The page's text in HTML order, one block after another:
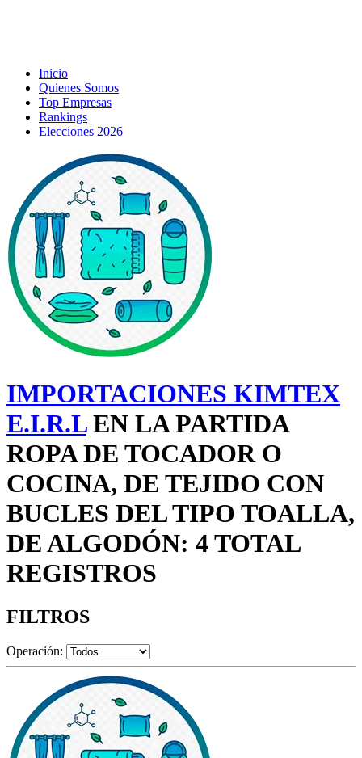
Inicio
Quienes Somos
Top Empresas
Rankings
Elecciones 2026
IMPORTACIONES KIMTEX
E.I.R.LEN LA PARTIDA
ROPA DE TOCADOR O
COCINA, DE TEJIDO CON
BUCLES DEL TIPO TOALLA,
DE ALGODÓN: 4 TOTAL
REGISTROS
FILTROS
Operación: